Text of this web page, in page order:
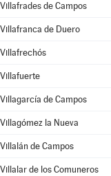
Villafrades de Campos
Villafranca de Duero
Villafrechós
Villafuerte
Villagarcía de Campos
Villagómez la Nueva
Villalán de Campos
Villalar de los Comuneros